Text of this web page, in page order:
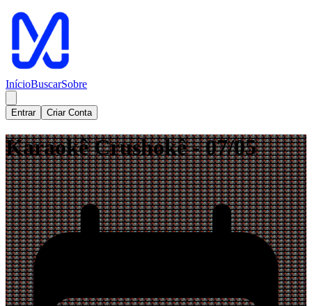
InícioBuscarSobre
Entrar Criar Conta
Karaokê Crushokê - 07/05